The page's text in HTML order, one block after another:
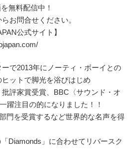
無料配信中！
お問合せください。
公式サイト】
で2013年にノーティ・ボーイとの
ットで脚光を浴びはじめ
批評家賞受賞、BBC〈サウンド・オ
躍注目の的になりました！！
門を受賞するなど世界的な名声を得
Diamonds」に合わせてリバースク